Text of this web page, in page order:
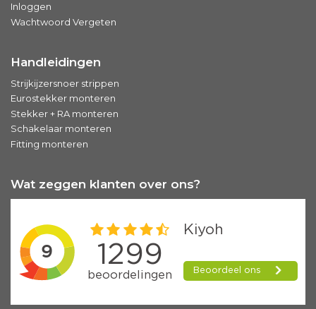
Inloggen
Wachtwoord Vergeten
Handleidingen
Strijkijzersnoer strippen
Eurostekker monteren
Stekker + RA monteren
Schakelaar monteren
Fitting monteren
Wat zeggen klanten over ons?